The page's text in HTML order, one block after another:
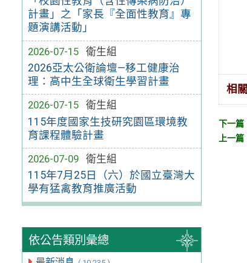
計畫」之「家長『全面性教育』專
題演講活動」
2026-07-15
衛生組
2026亞太公衛論壇—移工健康治
理：高中生全球衛生學習計畫
2026-07-15
衛生組
115年度國家生技研究園區環境教
育課程體驗計畫
2026-07-09
衛生組
115年7月25日（六）於國立臺灣大
學有猛禽教育推廣活動
依公告類別彙總
相